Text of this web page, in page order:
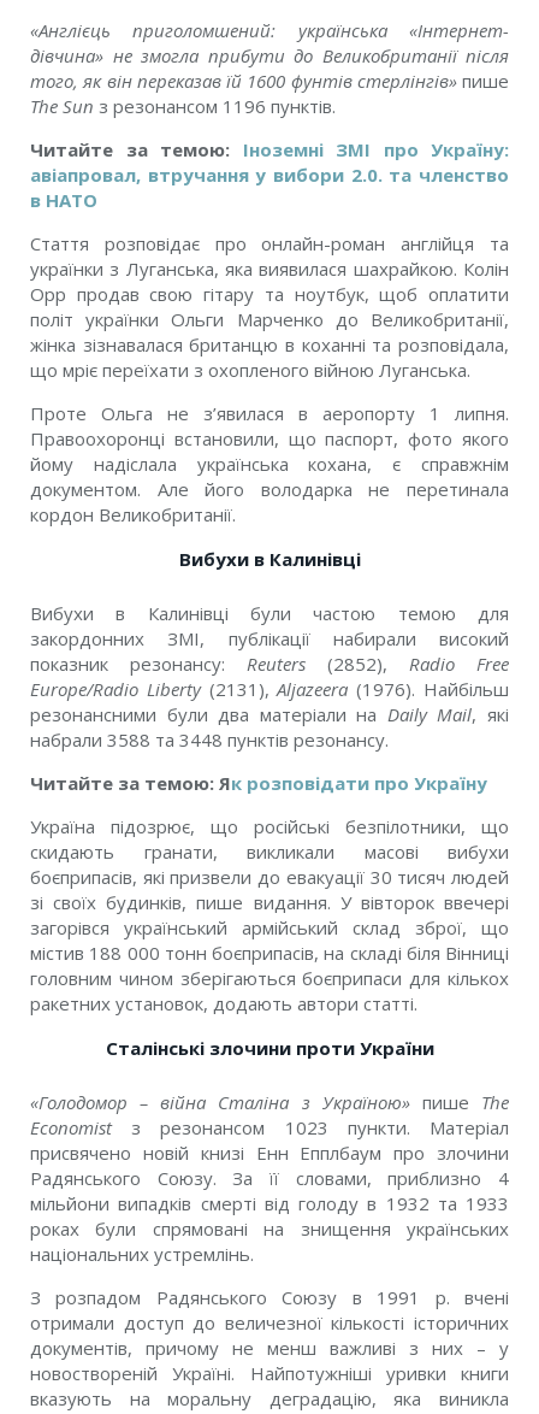
«Англієць приголомшений: українська «Інтернет-
дівчина» не змогла прибути до Великобританії після
того, як він переказав їй 1600 фунтів стерлінгів»пише
The Sun з резонансом 1196 пунктів.
Читайте за темою: Іноземні ЗМІ про Україну:
авіапровал, втручання у вибори 2.0. та членство
в НАТО
Стаття розповідає про онлайн-роман англійця та
українки з Луганська, яка виявилася шахрайкою. Колін
Орр продав свою гітару та ноутбук, щоб оплатити
політ українки Ольги Марченко до Великобританії,
жінка зізнавалася британцю в коханні та розповідала,
що мріє переїхати з охопленого війною Луганська.
Проте Ольга не з’явилася в аеропорту 1 липня.
Правоохоронці встановили, що паспорт, фото якого
йому надіслала українська кохана, є справжнім
документом. Але його володарка не перетинала
кордон Великобританії.
Вибухи в Калинівці
Вибухи в Калинівці були частою темою для
закордонних ЗМІ, публікації набирали високий
показник резонансу: Reuters (2852), Radio Free
Europe/Radio Liberty(2131),Aljazeera (1976). Найбільш
резонансними були два матеріали на Daily Mail, які
набрали 3588 та 3448 пунктів резонансу.
Читайте за темою: Як розповідати про Україну
Україна підозрює, що російські безпілотники, що
скидають гранати, викликали масові вибухи
боєприпасів, які призвели до евакуації 30 тисяч людей
зі своїх будинків, пише видання. У вівторок ввечері
загорівся український армійський склад зброї, що
містив 188 000 тонн боєприпасів, на складі біля Вінниці
головним чином зберігаються боєприпаси для кількох
ракетних установок, додають автори статті.
Сталінські злочини проти України
«Голодомор – війна Сталіна з Україною»пише The
Economistз резонансом 1023 пункти. Матеріал
присвячено новій книзі Енн Епплбаум про злочини
Радянського Союзу. За її словами, приблизно 4
мільйони випадків смерті від голоду в 1932 та 1933
роках були спрямовані на знищення українських
національних устремлінь.
З розпадом Радянського Союзу в 1991 р. вчені
отримали доступ до величезної кількості історичних
документів, причому не менш важливі з них – у
новоствореній Україні. Найпотужніші уривки книги
вказують на моральну деградацію, яка виникла